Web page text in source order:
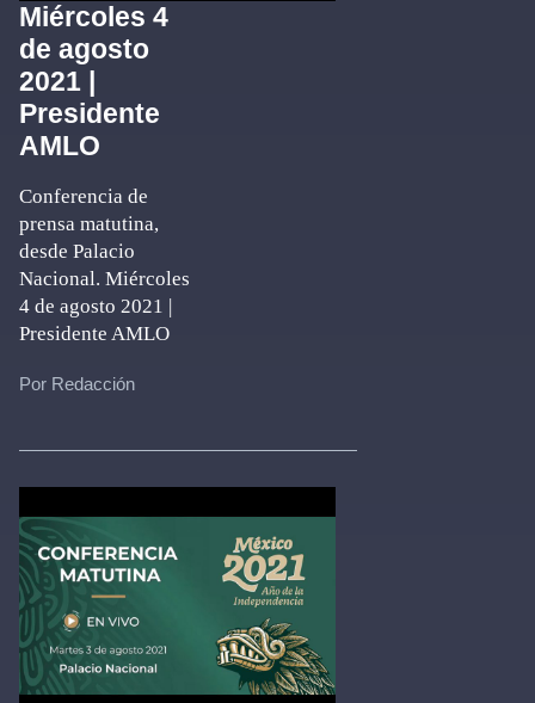
Miércoles 4
de agosto
2021 |
Presidente
AMLO
Conferencia de
prensa matutina,
desde Palacio
Nacional. Miércoles
4 de agosto 2021 |
Presidente AMLO
Por Redacción